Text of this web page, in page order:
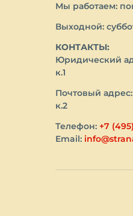
Мы работаем:
Выходной:
КОНТАКТЫ:
Юридический
к.1
Почтовый
к.2
Телефон: +7
Email: